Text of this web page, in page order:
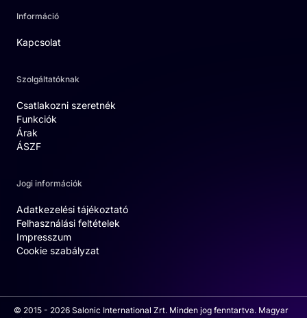
Információ
Kapcsolat
Szolgáltatóknak
Csatlakozni szeretnék
Funkciók
Árak
ÁSZF
Jogi információk
Adatkezelési tájékoztató
Felhasználási feltételek
Impresszum
Cookie szabályzat
© 2015 - 2026 Salonic International Zrt. Minden jog fenntartva. Magyar